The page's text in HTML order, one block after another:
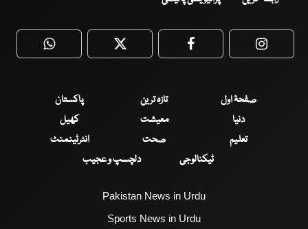
WhatsApp Twitter Facebook
صفحۂ اول تازہ ترین
پاکستان
دنیا
معیشت
کھیل
تعلیم
صحت
انٹرٹینمنٹ
ٹیکنالوجی
دلچسپ و عجیب
Pakistan News in Urdu
Sports News in Urdu